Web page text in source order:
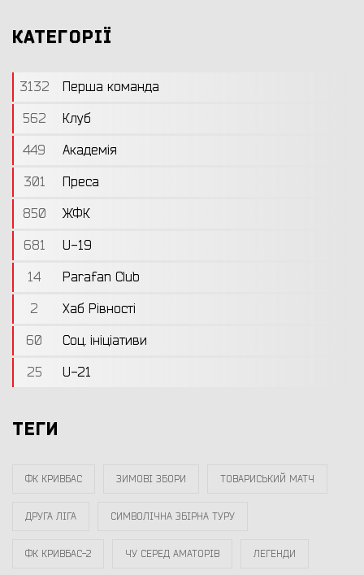
КАТЕГОРІЇ
3132
Перша команда
562
Клуб
449
Академія
301
Преса
850
ЖФК
681
U-19
14
Parafan Club
2
Хаб Рівності
60
Соц. ініціативи
25
U-21
ТЕГИ
ФК КРИВБАС ЗИМОВІ ЗБОРИ ТОВАРИСЬКИЙ МАТЧ
ДРУГА ЛІГА СИМВОЛІЧНА ЗБІРНА ТУРУ
ФК КРИВБАС-2 ЧУ СЕРЕД АМАТОРІВ ЛЕГЕНДИ